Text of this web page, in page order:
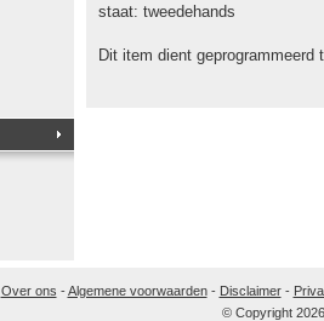
staat: tweedehands
Dit item dient geprogrammeerd
Over ons -Algemene voorwaarden- Disclaimer-
© Copyright